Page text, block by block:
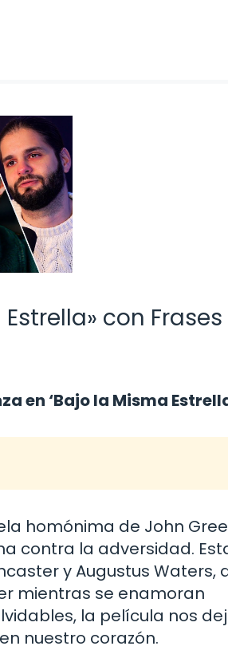
con Frases
en ‘Bajo la Misma
homónima de John
contra la adversidad.
y Augustus Waters,
mientras se enamoran
la película nos
nuestro corazón.